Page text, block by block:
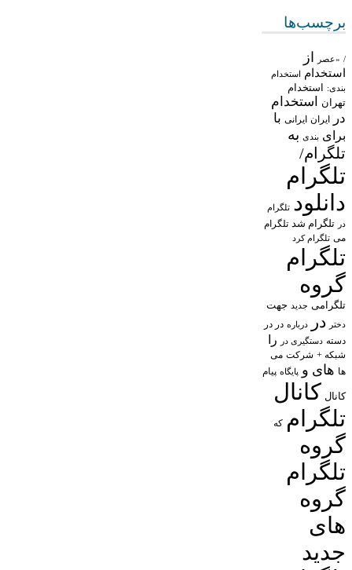
برچسب‌ها
/ «عصر از
استخدام استخدام
بندی: استخدام
تهران
استخدام
در
ایران ایرانی با
برای بندی به
تلگرام/
تلگرام
دانلود تلگرام
در تلگرام شد تلگرام
می تلگرام کرد
تلگرام
گروه
تلگرامی جدید جهت
دختر در درباره در در
دسته دستگیری در را
شبکه + شرکت می
ها های و پایگاه پیام
کانال کانال
تلگرام که
گروه
تلگرام
گروه
های
جدید